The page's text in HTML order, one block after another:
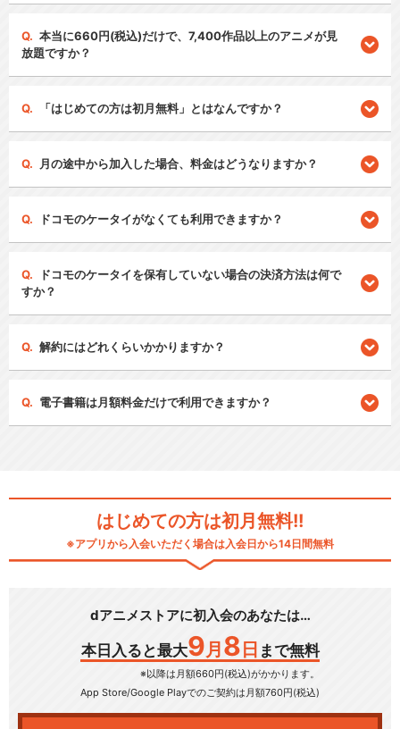
本当に660円(税込)だけで、7,400作品以上のアニメが見
放題ですか？
「はじめての方は初月無料」とはなんですか？
月の途中から加入した場合、料金はどうなりますか？
ドコモのケータイがなくても利用できますか？
ドコモのケータイを保有していない場合の決済方法は何で
すか？
解約にはどれくらいかかりますか？
電子書籍は月額料金だけで利用できますか？
はじめての方は初月無料!!
※アプリから入会いただく場合は入会日から14日間無料
dアニメストアに初入会のあなたは…
本日入ると最大9 月 8 日 まで無料
※以降は月額660円(税込)がかかります。
App Store/Google Playでのご契約は月額760円(税込)